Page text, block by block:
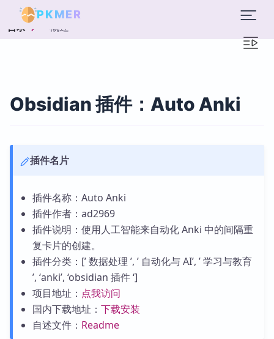
PKMER
目录 概述
Obsidian 插件：Auto Anki
插件名片
插件名称：Auto Anki
插件作者：ad2969
插件说明：使用人工智能来自动化 Anki 中的间隔重
复卡片的创建。
插件分类：[’ 数据处理 ’, ’ 自动化与 AI’, ’ 学习与教育
’, ‘anki’, ‘obsidian 插件 ‘]
项目地址： 点我访问
国内下载地址： 下载安装
自述文件： Readme